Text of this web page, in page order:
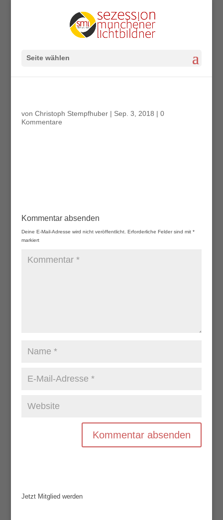
Seite wählen
von Christoph Stempfhuber| Sep. 3, 2018 | 0
Kommentare
Kommentar absenden
Deine E-Mail-Adresse wird nicht veröffentlicht. Erforderliche Felder sind mit *
markiert
Jetzt Mitglied werden